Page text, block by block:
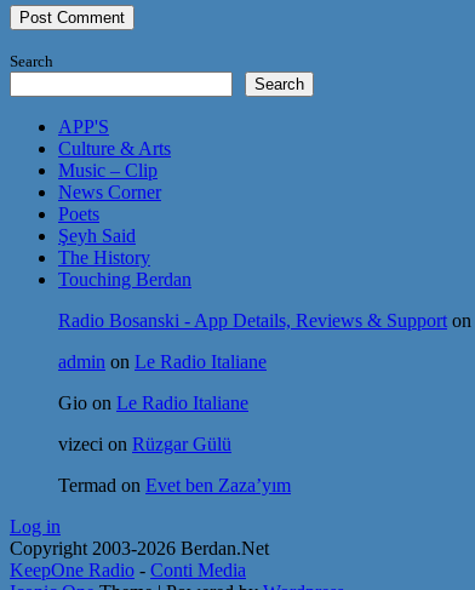
Search
Search
APP'S
Culture & Arts
Music – Clip
News Corner
Poets
Şeyh Said
The History
Touching Berdan
Radio Bosanski - App Details, Reviews & Support on
admin on Le Radio Italiane
Gio on Le Radio Italiane
vizeci on Rüzgar Gülü
Termad on Evet ben Zaza’yım
Log in
Copyright 2003-2026 Berdan.Net
KeepOne Radio - Conti Media